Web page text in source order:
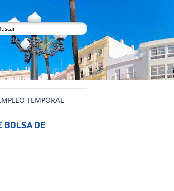
de búsqueda
TEMPORAL
BOLSA DE